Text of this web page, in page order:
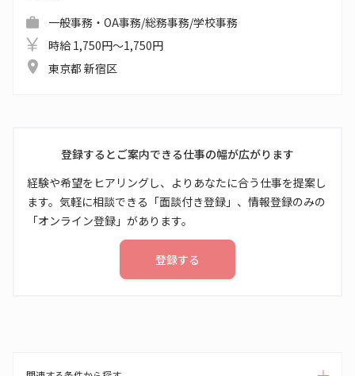
一般事務・OA事務/総務事務/学校事務
時給 1,750円～1,750円
東京都 新宿区
登録するとご案内できる仕事の幅が広がります
経験や希望をヒアリングし、よりあなたに合う仕事を提案し
ます。気軽に相談できる「面談付き登録」、情報登録のみの
「オンライン登録」があります。
登録する